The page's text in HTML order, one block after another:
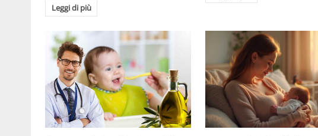
Leggi di più